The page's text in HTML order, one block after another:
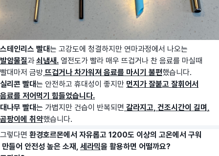
스테인리스 빨대는 고강도에 청결하지만 연마과정에서 나오는
발암물질과쇠냄새. 열전도가 빨라 매우 뜨겁거나 찬 음료를 마실때
빨대마저 금방 뜨겁거나 차가워져 음료를 마시기 불편했습니다.
실리콘 빨대는 안전하고 휴대성이 좋지만 먼지가 잘붙고 잘휘어서
음료를 저어먹기 힘들었습니다.
대나무 빨대는 가볍지만 건습이 반복되면 갈라지고, 건조시간이 길며,
곰팡이에 취약했습니다.
그렇다면 환경호르몬에서 자유롭고 1200도 이상의 고온에서 구워
만들어 안전성 높은 소재, 세라믹을 활용하면 어떨까요?